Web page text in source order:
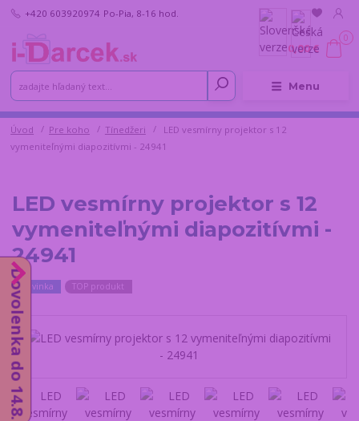
Menu
+420 603920974 Po-Pia, 8-16 hod.
0
0,00 €
Úvod Pre koho Tínedžeri
LED vesmírny projektor s 12
vymeniteľnými diapozitívmi - 24941
LED vesmírny projektor s 12
vymeniteľnými diapozitívmi -
24941
Novinka TOP produkt
Dovolenka do 14.8.